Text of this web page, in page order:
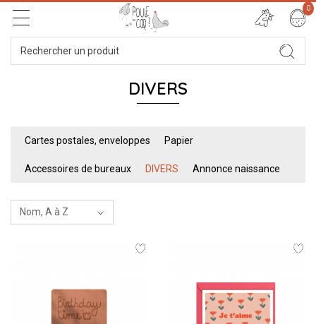
0
DIVERS
Cartes postales, enveloppes Papier
Accessoires de bureaux DIVERS Annonce naissance